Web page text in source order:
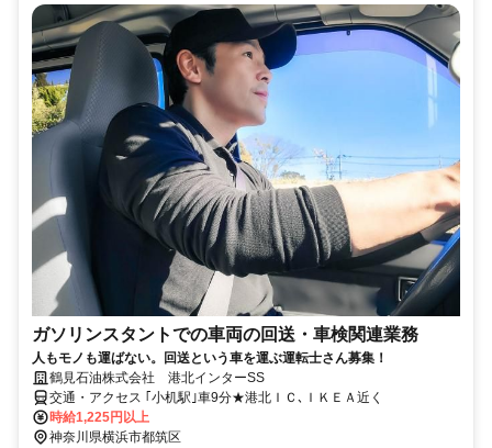
ガソリンスタントでの車両の回送・車検関連業務
人もモノも運ばない。回送という車を運ぶ運転士さん募集！
鶴見石油株式会社 港北インターSS
交通・アクセス ｢小机駅｣車9分★港北ＩＣ､ＩＫＥＡ近く
時給1,225円以上
神奈川県横浜市都筑区